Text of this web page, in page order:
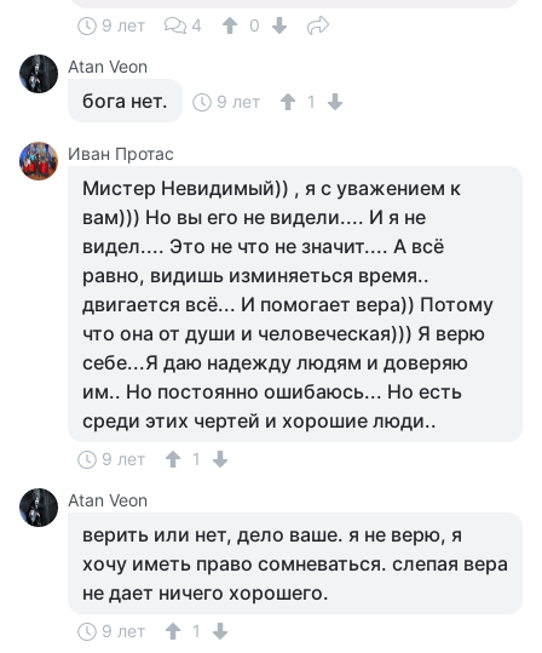
9 лет 4
0
Atan Veon
бога нет. 9 лет 1
Иван Протас
Мистер Невидимый)) , я с уважением к
вам))) Но вы его не видели.... И я не
видел.... Это не что не значит.... А всё
равно, видишь изминяеться время..
двигается всё... И помогает вера)) Потому
что она от души и человеческая))) Я верю
себе...Я даю надежду людям и доверяю
им.. Но постоянно ошибаюсь... Но есть
среди этих чертей и хорошие люди..
9 лет
1
Atan Veon
верить или нет, дело ваше. я не верю, я
хочу иметь право сомневаться. слепая вера
не дает ничего хорошего.
9 лет
1